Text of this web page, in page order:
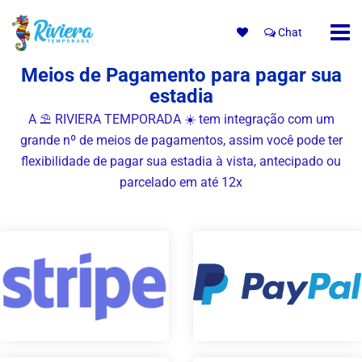
Chat
Meios de Pagamento para pagar sua
estadia
A ⛱ RIVIERA TEMPORADA ☀️ tem integração com um
grande nº de meios de pagamentos, assim você pode ter
flexibilidade de pagar sua estadia à vista, antecipado ou
parcelado em até 12x